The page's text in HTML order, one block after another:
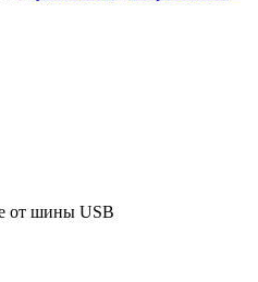
от шины USB